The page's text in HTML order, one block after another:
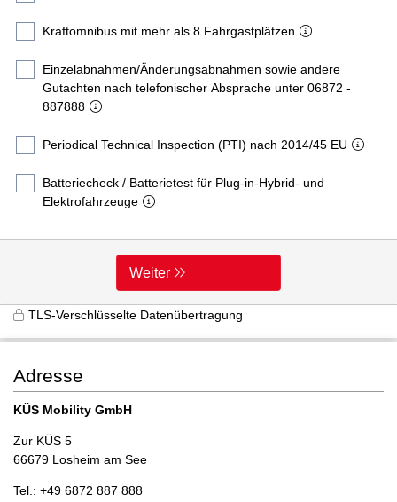
Kraftomnibus mit mehr als 8 Fahrgastplätzen
Einzelabnahmen/Änderungsabnahmen sowie andere
Gutachten nach telefonischer Absprache unter 06872 -
887888
Periodical Technical Inspection (PTI) nach 2014/45 EU
Batteriecheck / Batterietest für Plug-in-Hybrid- und
Elektrofahrzeuge
Weiter
TLS-Verschlüsselte Datenübertragung
Adresse
KÜS Mobility GmbH
Zur KÜS 5
66679 Losheim am See
Tel.: +49 6872 887 888